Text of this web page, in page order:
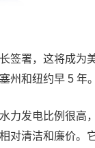
签署，这将成为
州和纽约早 5 年。
力发电比例很高
对清洁和廉价。